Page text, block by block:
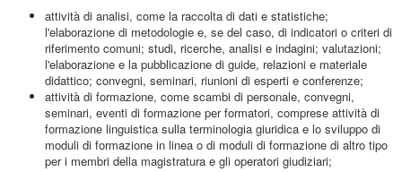
attività di analisi, come la raccolta di dati e statistiche;
l'elaborazione di metodologie e, se del caso, di indicatori o criteri di
riferimento comuni; studi, ricerche, analisi e indagini; valutazioni;
l'elaborazione e la pubblicazione di guide, relazioni e materiale
didattico; convegni, seminari, riunioni di esperti e conferenze;
attività di formazione, come scambi di personale, convegni,
seminari, eventi di formazione per formatori, comprese attività di
formazione linguistica sulla terminologia giuridica e lo sviluppo di
moduli di formazione in linea o di moduli di formazione di altro tipo
per i membri della magistratura e gli operatori giudiziari;